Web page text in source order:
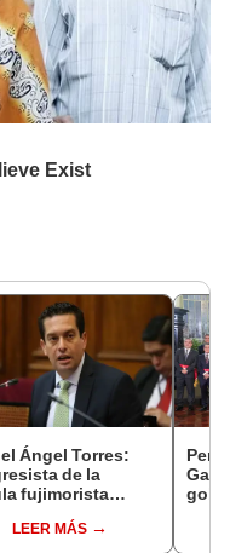
Ángel Torres:
de la
fujimorista
LEER MÁS